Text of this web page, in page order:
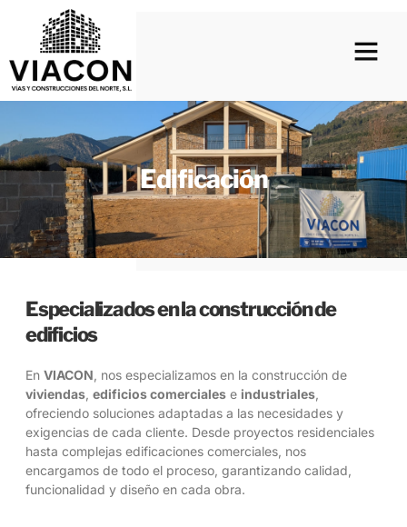
Saltar
al
contenido
Edificación
Especializados en la construcción de
edificios
En VIACON, nos especializamos en la construcción de
viviendas, edificios comerciales e industriales,
ofreciendo soluciones adaptadas a las necesidades y
exigencias de cada cliente. Desde proyectos residenciales
hasta complejas edificaciones comerciales, nos
encargamos de todo el proceso, garantizando calidad,
funcionalidad y diseño en cada obra.